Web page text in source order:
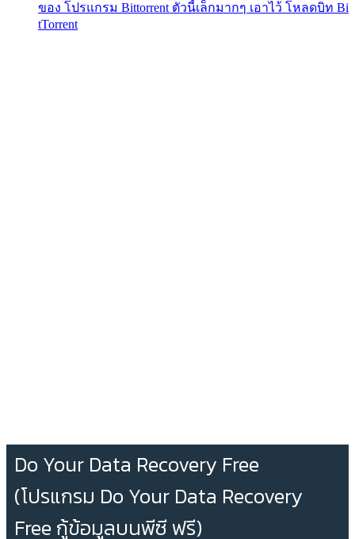
ของ โปรแกรม Bittorrent ตัวนี้เล็กมากๆ เอาไว้ โหลดบิท Bi
tTorrent
Do Your Data Recovery Free
(โปรแกรม Do Your Data Recovery
Free กู้ข้อมูลบนพีซี ฟรี)